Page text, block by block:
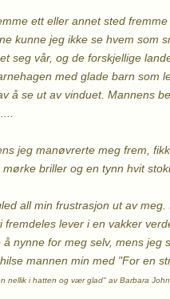
ett eller annet sted
kunne jeg ikke se hvem som
seg vår, og de forskjellige
med glade barn som
å se ut av vinduet. Mannens
jeg manøvrerte meg frem,
briller og en tynn hvit
all min frustrasjon ut av
lever i en vakker
nynne for meg selv, mens jeg
mannen min med "For en
og vær glad" av Barbara